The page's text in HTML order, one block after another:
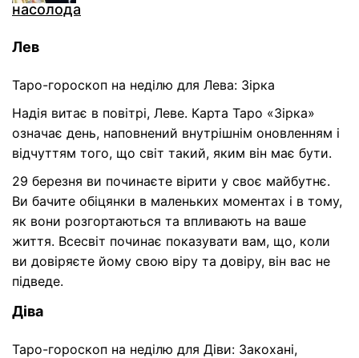
насолода
Лев
Таро-гороскоп на неділю для Лева: Зірка
Надія витає в повітрі, Леве. Карта Таро «Зірка»
означає день, наповнений внутрішнім оновленням і
відчуттям того, що світ такий, яким він має бути.
29 березня ви починаєте вірити у своє майбутнє.
Ви бачите обіцянки в маленьких моментах і в тому,
як вони розгортаються та впливають на ваше
життя. Всесвіт починає показувати вам, що, коли
ви довіряєте йому свою віру та довіру, він вас не
підведе.
Діва
Таро-гороскоп на неділю для Діви: Закохані,